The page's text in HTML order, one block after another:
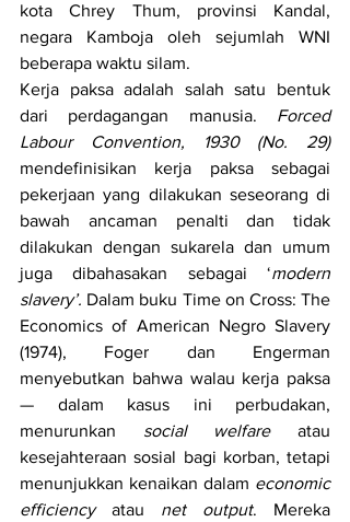
kota Chrey Thum, provinsi Kandal,
negara Kamboja oleh sejumlah WNI
beberapa waktu silam.
Kerja paksa adalah salah satu bentuk
dari perdagangan manusia. Forced
Labour Convention, 1930 (No. 29)
mendefinisikan kerja paksa sebagai
pekerjaan yang dilakukan seseorang di
bawah ancaman penalti dan tidak
dilakukan dengan sukarela dan umum
juga dibahasakan sebagai ‘modern
slavery’. Dalam buku Time on Cross: The
Economics of American Negro Slavery
(1974), Foger dan Engerman
— dalam kasus ini perbudakan,
menurunkan social welfare atau
kesejahteraan sosial bagi korban, tetapi
menunjukkan kenaikan dalam economic
efficiency atau net output. Mereka